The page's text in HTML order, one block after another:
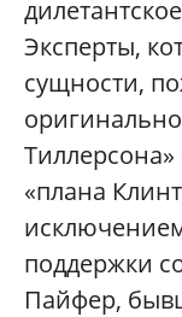
Эксперты,
сущности,
«плана
поддержки
Пайфер,